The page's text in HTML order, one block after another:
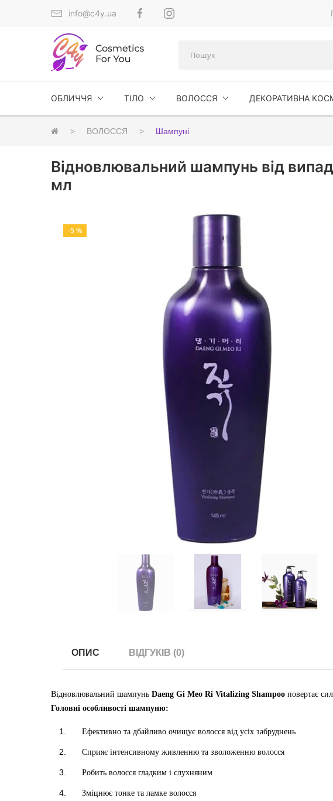
info@c4y.ua
ОБЛИЧЧЯ ТІЛО ВОЛОССЯ ДЕКОРАТИВНА
ВОЛОССЯ Шампуні
Відновлювальний шампунь від
мл
-5 %
ОПИС ВІДГУКІВ (0)
Відновлювальний шампунь Daeng Gi Meo Ri Vitalizing Shampoo повертає
Головні особливості шампуню:
Ефективно та дбайливо очищує волосся від усіх забруднень
Сприяє інтенсивному живленню та зволоженню волосся
Робить волосся гладким і слухняним
Зміцнює тонке та ламке волосся